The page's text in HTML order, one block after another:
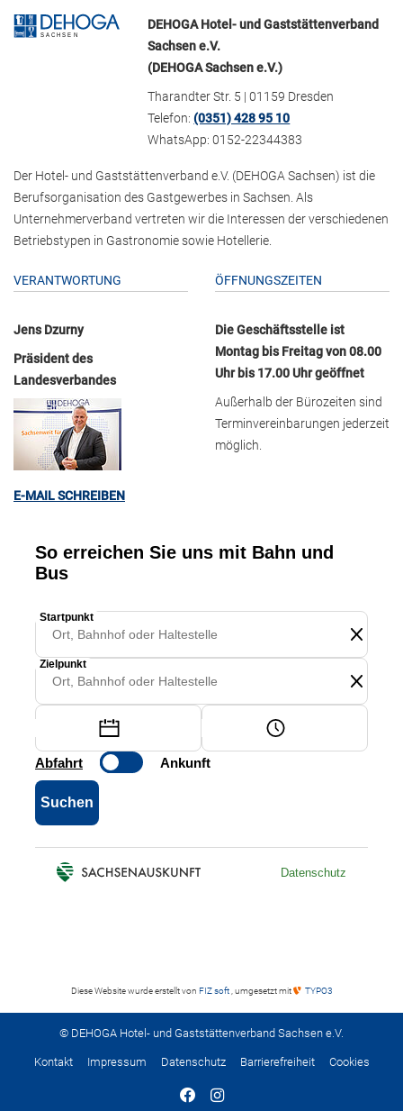
DEHOGA Hotel- und Gaststättenverband
Sachsen e.V.
(DEHOGA Sachsen e.V.)
Tharandter Str. 5 | 01159 Dresden
Telefon:(0351) 428 95 10
WhatsApp: 0152-22344383
Der Hotel- und Gaststättenverband e.V. (DEHOGA Sachsen) ist die
Berufsorganisation des Gastgewerbes in Sachsen. Als
Unternehmerverband vertreten wir die Interessen der verschiedenen
Betriebstypen in Gastronomie sowie Hotellerie.
VERANTWORTUNG
Jens Dzurny
Präsident des
Landesverbandes
E-MAIL SCHREIBEN
ÖFFNUNGSZEITEN
Die Geschäftsstelle ist
Montag bis Freitag von 08.00
Uhr bis 17.00 Uhr geöffnet
Außerhalb der Bürozeiten sind
Terminvereinbarungen jederzeit
möglich.
Diese Website wurde erstellt von FIZ soft , umgesetzt mit TYPO3
© DEHOGA Hotel- und Gaststättenverband Sachsen e.V.
Kontakt Impressum Datenschutz Barrierefreiheit Cookies